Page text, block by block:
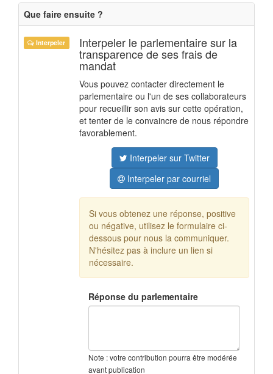
Que faire ensuite ?
Interpeler Interpeler le parlementaire sur la
transparence de ses frais de
mandat
Vous pouvez contacter directement le
parlementaire ou l'un de ses collaborateurs
pour recueillir son avis sur cette opération,
et tenter de le convaincre de nous répondre
favorablement.
Interpeler sur Twitter
Interpeler par courriel
Si vous obtenez une réponse, positive
ou négative, utilisez le formulaire ci-
dessous pour nous la communiquer.
N'hésitez pas à inclure un lien si
nécessaire.
Réponse du parlementaire
Note : votre contribution pourra être modérée
avant publication